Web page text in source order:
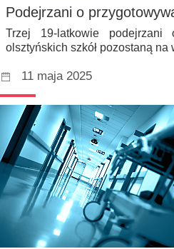
Podejrzani o
Trzej 19-latkowie
olsztyńskich szkół pozostaną
11 maja 2025